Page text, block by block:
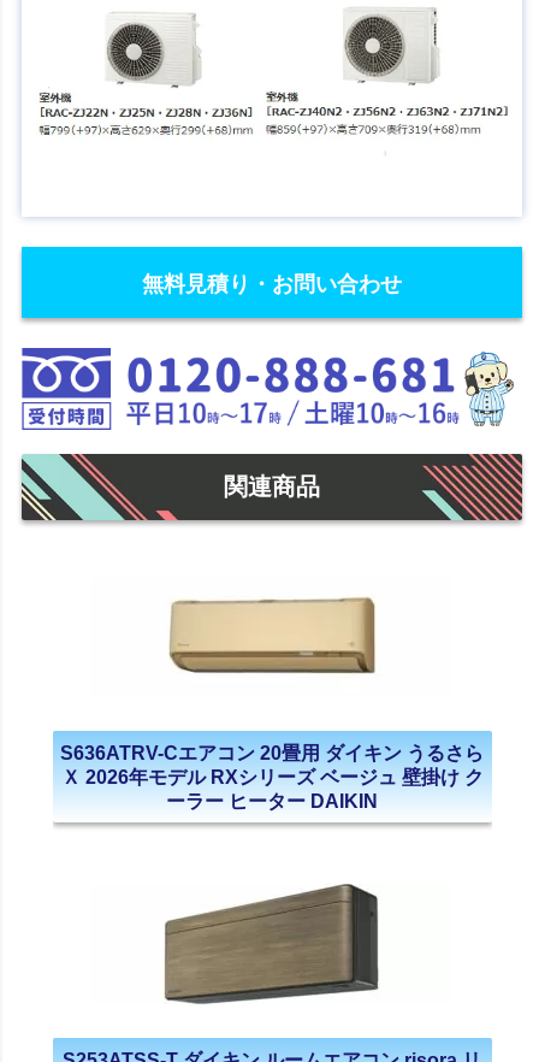
無料見積り・お問い合わせ
関連商品
S636ATRV-Cエアコン 20畳用 ダイキン うるさら
Ｘ 2026年モデル RXシリーズ ベージュ 壁掛け ク
ーラー ヒーター DAIKIN